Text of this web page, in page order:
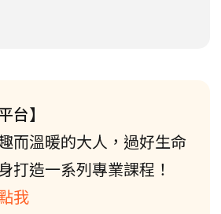
台】
而溫暖的大人，過好生命
打造一系列專業課程！
我